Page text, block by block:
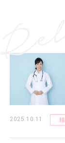
2025.10.11